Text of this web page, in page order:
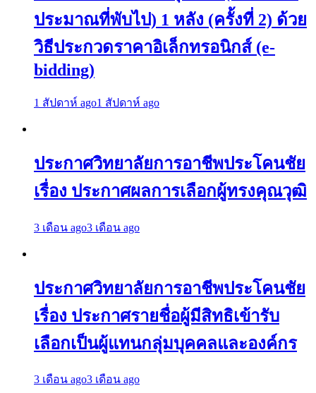
ประมาณที่พับไป) 1 หลัง (ครั้งที่ 2) ด้วย
วิธีประกวดราคาอิเล็กทรอนิกส์ (e-
bidding)
1 สัปดาห์ ago1 สัปดาห์ ago
ประกาศวิทยาลัยการอาชีพประโคนชัย
เรื่อง ประกาศผลการเลือกผู้ทรงคุณวุฒิ
3 เดือน ago3 เดือน ago
ประกาศวิทยาลัยการอาชีพประโคนชัย
เรื่อง ประกาศรายชื่อผู้มีสิทธิเข้ารับ
เลือกเป็นผู้แทนกลุ่มบุคคลและองค์กร
3 เดือน ago3 เดือน ago